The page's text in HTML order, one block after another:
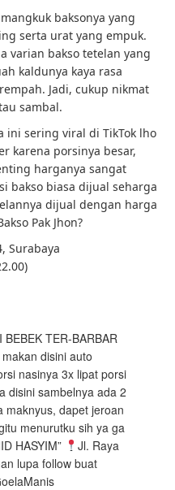
baksonya yang
serta urat yang empuk.
varian bakso tetelan yang
kaldunya kaya rasa
Jadi, cukup nikmat
sambal.
ini sering viral di TikTok lho
karena porsinya besar,
harganya sangat
bakso biasa dijual seharga
dijual dengan harga
Pak Jhon?
Surabaya
TER-BARBAR
disini auto
nasinya 3x lipat porsi
disini sambelnya ada 2
maknyus, dapet jeroan
menurutku sih ya ga
HASYIM”
Jl. Raya
lupa follow buat